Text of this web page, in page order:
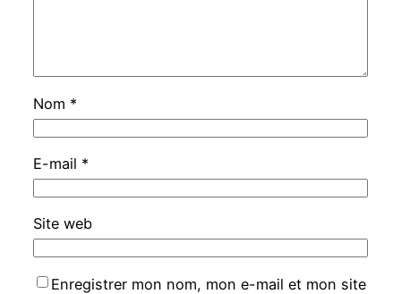
Nom *
E-mail *
Site web
Enregistrer mon nom, mon e-mail et mon site